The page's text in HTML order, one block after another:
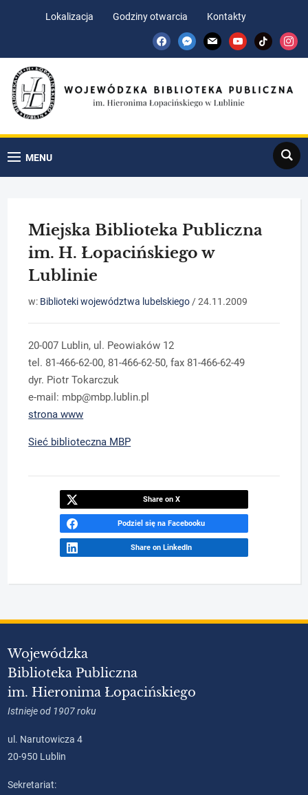
Lokalizacja Godziny otwarcia
Kontakty
facebookmessenger
mail youtubetiktok
MENU
Search
Miejska Biblioteka Publiczna
im. H. Łopacińskiego w
Lublinie
w: Biblioteki województwa lubelskiego /24.11.2009
20-007 Lublin, ul. Peowiaków 12
tel. 81-466-62-00, 81-466-62-50, fax 81-466-62-49
dyr. Piotr Tokarczuk
e-mail: mbp@mbp.lublin.pl
strona www
Sieć biblioteczna MBP
Share on X
Podziel się na Facebooku
Share on LinkedIn
Wojewódzka
Biblioteka Publiczna
im. Hieronima Łopacińskiego
Istnieje od 1907 roku
ul. Narutowicza 4
20-950 Lublin
Sekretariat: